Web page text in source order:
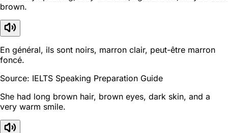
brown.
En général, ils sont noirs, marron clair, peut-être marron
foncé.
Source: IELTS Speaking Preparation Guide
She had long brown hair, brown eyes, dark skin, and a
very warm smile.